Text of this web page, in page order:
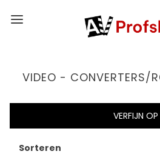
VIDEO - CONVERTERS/
VERFIJN OP
Sorteren